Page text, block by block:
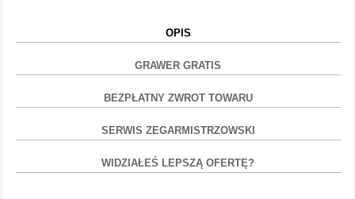
OPIS
GRAWER GRATIS
BEZPŁATNY ZWROT TOWARU
SERWIS ZEGARMISTRZOWSKI
WIDZIAŁEŚ LEPSZĄ OFERTĘ?